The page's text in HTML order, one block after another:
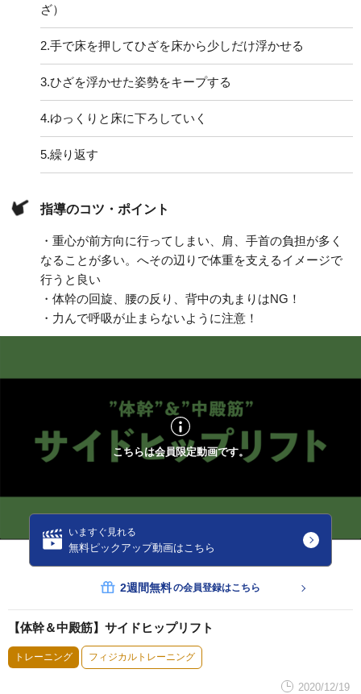
ざ）
2.手で床を押してひざを床から少しだけ浮かせる
3.ひざを浮かせた姿勢をキープする
4.ゆっくりと床に下ろしていく
5.繰り返す
指導のコツ・ポイント
・重心が前方向に行ってしまい、肩、手首の負担が多く
なることが多い。へその辺りで体重を支えるイメージで
行うと良い
・体幹の回旋、腰の反り、背中の丸まりはNG！
・力んで呼吸が止まらないように注意！
こちらは会員限定動画です。
いますぐ見れる
無料ピックアップ動画はこちら
2週間無料の会員登録はこちら
【体幹＆中殿筋】サイドヒップリフト
トレーニング フィジカルトレーニング
2020/12/19